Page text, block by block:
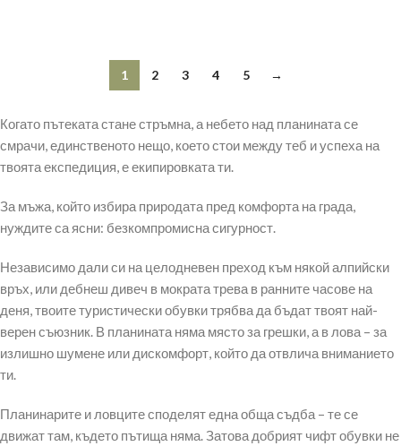
1 2 3 4 5 →
Когато пътеката стане стръмна, а небето над планината се
смрачи, единственото нещо, което стои между теб и успеха на
твоята експедиция, е екипировката ти.
За мъжа, който избира природата пред комфорта на града,
нуждите са ясни: безкомпромисна сигурност.
Независимо дали си на целодневен преход към някой алпийски
връх, или дебнеш дивеч в мократа трева в ранните часове на
деня, твоите туристически обувки трябва да бъдат твоят най-
верен съюзник. В планината няма място за грешки, а в лова – за
излишно шумене или дискомфорт, който да отвлича вниманието
ти.
Планинарите и ловците споделят една обща съдба – те се
движат там, където пътища няма. Затова добрият чифт обувки не